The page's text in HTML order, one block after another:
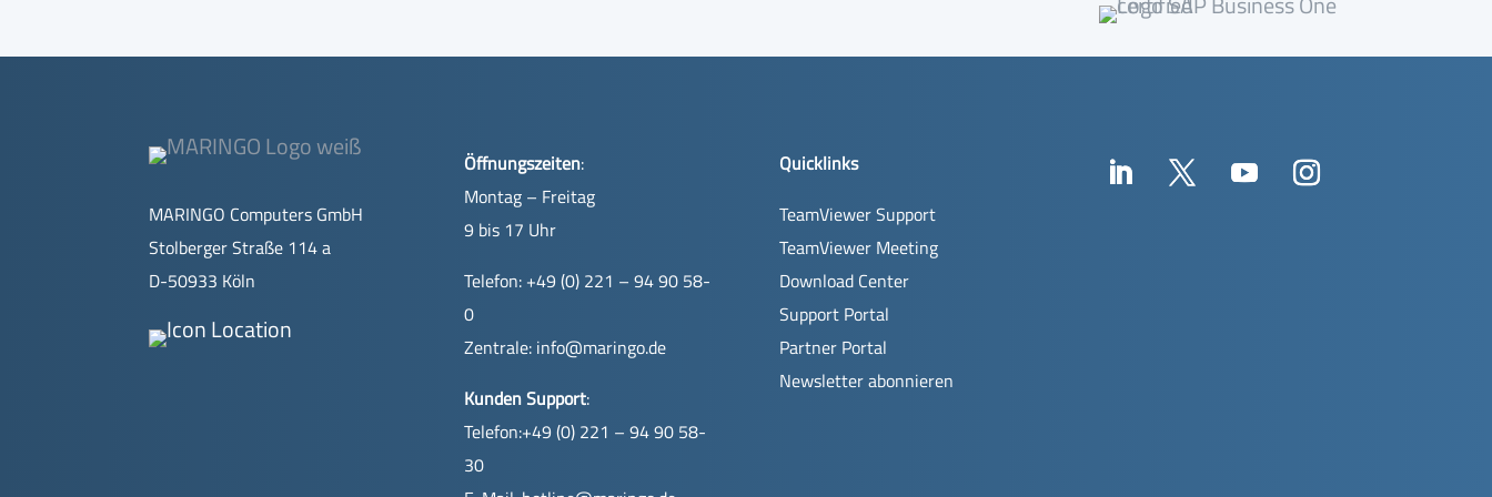
MARINGO Computers GmbH
Stolberger Straße 114 a
D-50933 Köln
Öffnungszeiten:
Montag – Freitag
9 bis 17 Uhr
Telefon: +49 (0) 221 – 94 90 58-
0
Zentrale: info@maringo.de
Kunden Support:
Telefon:+49 (0) 221 – 94 90 58-
30
Quicklinks
TeamViewer Support
TeamViewer Meeting
Download Center
Support Portal
Partner Portal
Newsletter abonnieren